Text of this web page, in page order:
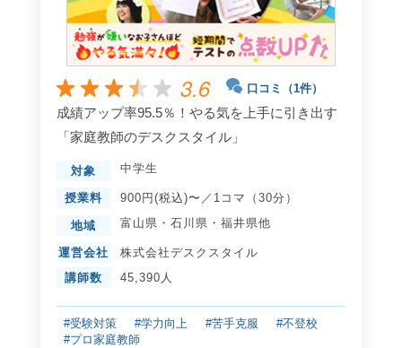
3.6 口コミ（1件）
成績アップ率95.5％！やる気を上手に引き出す
「家庭教師のデスクスタイル」
対象 中学生
授業料 900円(税込)〜／1コマ（30分）
地域 富山県 ・ 石川県 ・ 福井県他
運営会社
株式会社デスクスタイル
講師数
45,390人
#受験対策 #学力向上 #苦手克服
#不登校
#プロ家庭教師